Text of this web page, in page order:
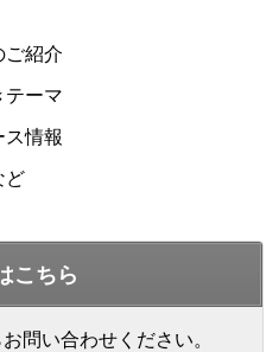
ご紹介
テーマ
ス情報
ど
こちら
問い合わせください。